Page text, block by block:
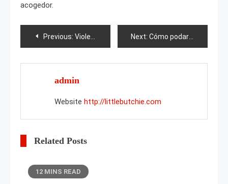
acogedor.
Post
navigation
Previous: Violeta PT-Julia Next: Cómo podar la weigela?
admin
Website http://littlebutchie.com
Related Posts
12 MINS READ